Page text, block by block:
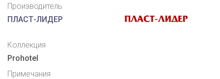
Производитель
ПЛАСТ-ЛИДЕР
Коллекция
Prohotel
Примечания